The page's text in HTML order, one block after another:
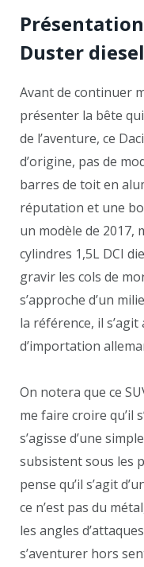
Duster
Avant de continuer
présenter la bête
de l’aventure, ce
d’origine, pas de
barres de toit en
réputation et une
un modèle de 2017,
cylindres 1,5L DCI
gravir les cols de
s’approche d’un
la référence, il
d’importation
On notera que ce
me faire croire qu’il
s’agisse d’une
subsistent sous les
pense qu’il s’agit
ce n’est pas du
les angles
s’aventurer hors